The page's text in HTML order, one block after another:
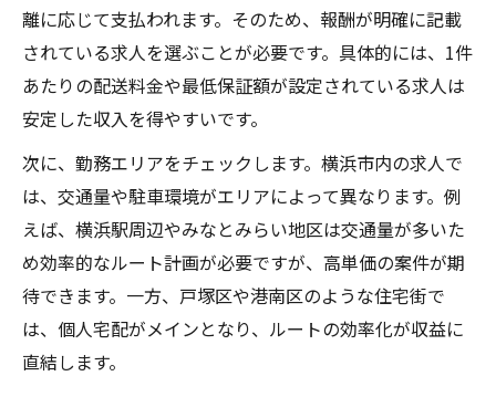
離に応じて支払われます。そのため、報酬が明確に記載
されている求人を選ぶことが必要です。具体的には、1件
あたりの配送料金や最低保証額が設定されている求人は
安定した収入を得やすいです。
次に、勤務エリアをチェックします。横浜市内の求人で
は、交通量や駐車環境がエリアによって異なります。例
えば、横浜駅周辺やみなとみらい地区は交通量が多いた
め効率的なルート計画が必要ですが、高単価の案件が期
待できます。一方、戸塚区や港南区のような住宅街で
は、個人宅配がメインとなり、ルートの効率化が収益に
直結します。